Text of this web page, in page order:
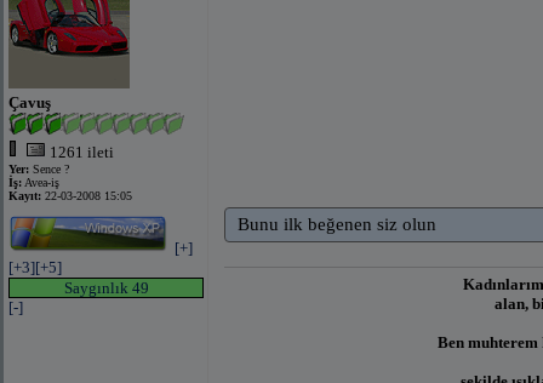
Çavuş
1261 ileti
Yer: Sence ?
İş: Avea-iş
Kayıt: 22-03-2008 15:05
[+]
[+3][+5]
Saygınlık 49
[-]
Bunu ilk beğenen siz olun
alan,
Ben muhterem